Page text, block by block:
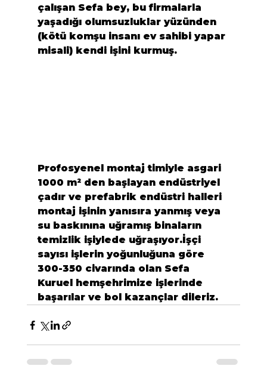
çalışan Sefa bey, bu firmalarla
yaşadığı olumsuzluklar yüzünden
(kötü komşu insanı ev sahibi yapar
misali) kendi işini kurmuş.
Profosyenel montaj timiyle asgari
1000 m² den başlayan endüstriyel
çadır ve prefabrik endüstri halleri
montaj işinin yanısıra yanmış veya
su baskınına uğramış binaların
temizlik işiylede uğraşıyor.İşçi
sayısı işlerin yoğunluğuna göre
300-350 civarında olan Sefa
Kuruel
hemşehrimize işlerinde
başarılar ve bol kazançlar dileriz.